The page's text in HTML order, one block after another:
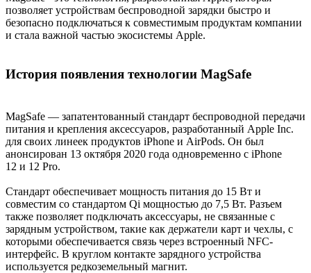
позволяет устройствам беспроводной зарядки быстро и
безопасно подключаться к совместимым продуктам компании
и стала важной частью экосистемы Apple.
История появления технологии MagSafe
MagSafe — запатентованный стандарт беспроводной передачи
питания и крепления аксессуаров, разработанный Apple Inc.
для своих линеек продуктов iPhone и AirPods. Он был
анонсирован 13 октября 2020 года одновременно с iPhone
12 и 12 Pro.
Стандарт обеспечивает мощность питания до 15 Вт и
совместим со стандартом Qi мощностью до 7,5 Вт. Разъем
также позволяет подключать аксессуары, не связанные с
зарядным устройством, такие как держатели карт и чехлы, с
которыми обеспечивается связь через встроенный NFC-
интерфейс. В круглом контакте зарядного устройства
используется редкоземельный магнит.